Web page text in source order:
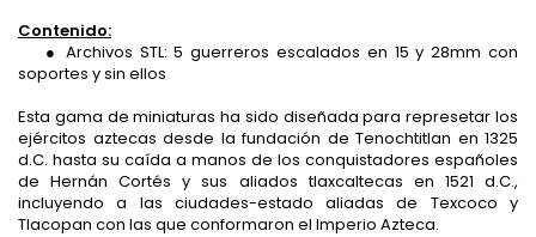
Contenido:
● Archivos STL: 5 guerreros escalados en 15 y 28mm con
soportes y sin ellos
Esta gama de miniaturas ha sido diseñada para represetar los
ejércitos aztecas desde la fundación de Tenochtitlan en 1325
d.C. hasta su caída a manos de los conquistadores españoles
de Hernán Cortés y sus aliados tlaxcaltecas en 1521 d.C.,
incluyendo a las ciudades-estado aliadas de Texcoco y
Tlacopan con las que conformaron el Imperio Azteca.